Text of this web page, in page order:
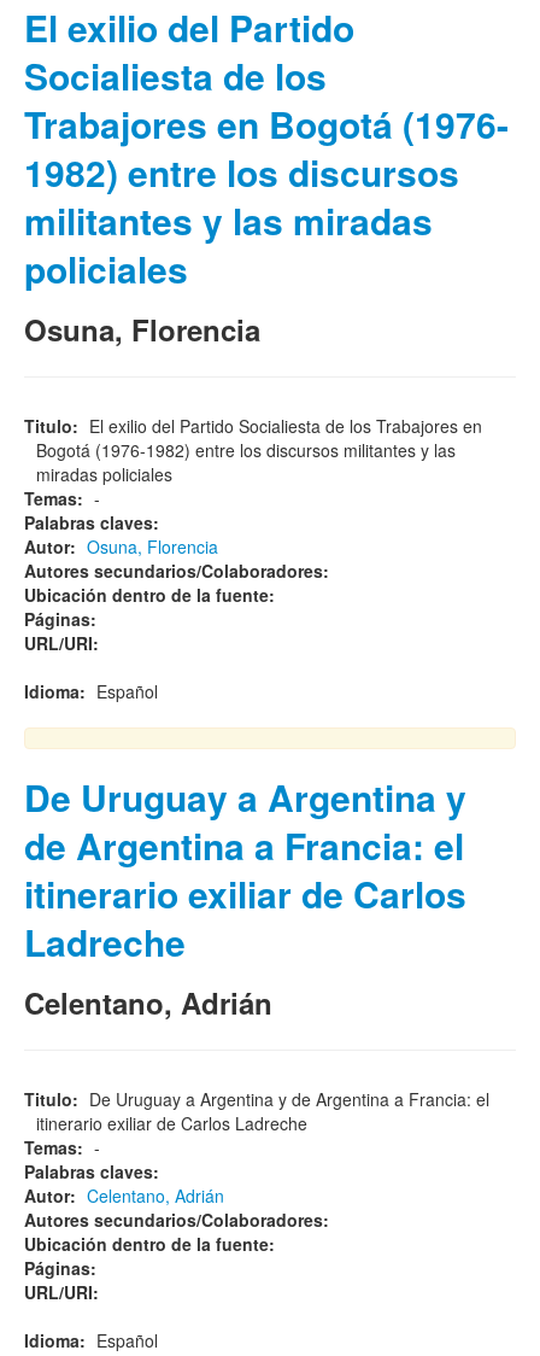
El exilio del Partido
Socialiesta de los
Trabajores en Bogotá (1976-
1982) entre los discursos
militantes y las miradas
policiales
Osuna, Florencia
Titulo: El exilio del Partido Socialiesta de los Trabajores en
Bogotá (1976-1982) entre los discursos militantes y las
miradas policiales
Temas: -
Palabras claves:
Autor: Osuna, Florencia
Autores secundarios/Colaboradores:
Ubicación dentro de la fuente:
Páginas:
URL/URI:
Idioma: Español
De Uruguay a Argentina y
de Argentina a Francia: el
itinerario exiliar de Carlos
Ladreche
Celentano, Adrián
Titulo: De Uruguay a Argentina y de Argentina a Francia: el
itinerario exiliar de Carlos Ladreche
Temas: -
Palabras claves:
Autor: Celentano, Adrián
Autores secundarios/Colaboradores:
Ubicación dentro de la fuente:
Páginas:
URL/URI:
Idioma: Español